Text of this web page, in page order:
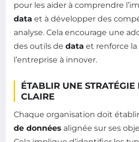
pour les aider à comprendre
data et à développer des
analyse. Cela encourage une
des outils de data et renforce
l’entreprise à innover.
ÉTABLIR UNE
CLAIRE
Chaque organisation doit
de données alignée sur ses